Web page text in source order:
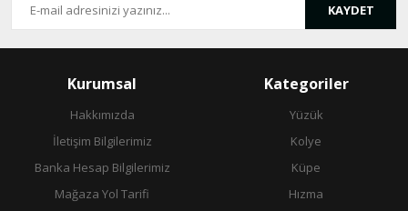
KAYDET
Kurumsal
Hakkımızda
İletişim Bilgilerimiz
Banka Hesap Bilgilerimiz
Mağaza Yol Tarifi
Kategoriler
Yüzük
Kolye
Küpe
Hızma